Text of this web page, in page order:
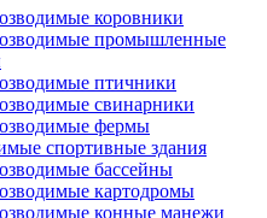
коровники
промышленные
птичники
свинарники
фермы
спортивные здания
бассейны
картодромы
конные манежи